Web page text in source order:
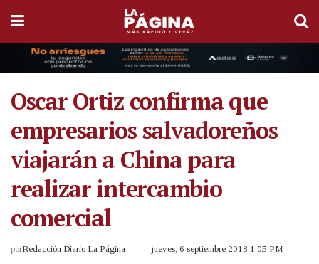
Oscar Ortiz confirma que
empresarios salvadoreños
viajarán a China para
realizar intercambio
comercial
porRedacción Diario La Página jueves, 6 septiembre 2018 1:05 PM